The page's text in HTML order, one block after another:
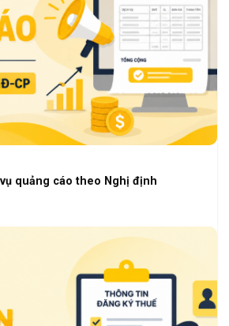
quảng cáo theo Nghị định